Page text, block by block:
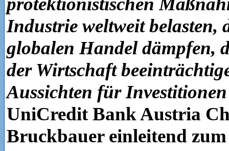
Industrie weltweit belasten,
globalen Handel dämpfen,
der Wirtschaft
Aussichten für
UniCredit Bank Austria
Bruckbauer einleitend